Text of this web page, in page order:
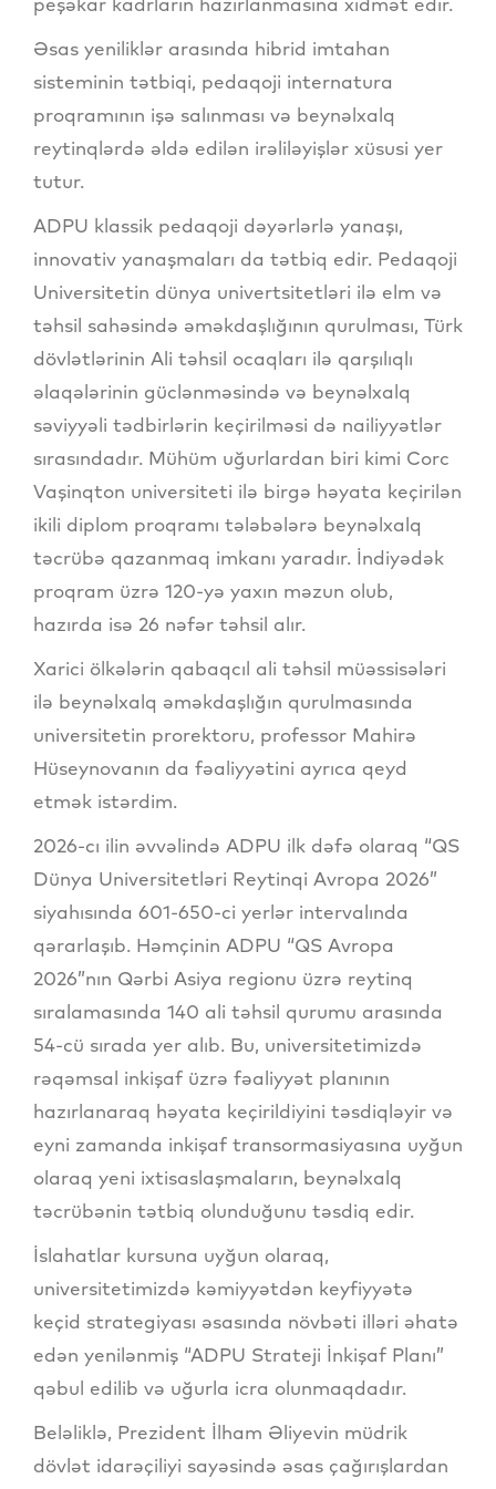
Əsas yeniliklər arasında hibrid imtahan
sisteminin tətbiqi, pedaqoji internatura
proqramının işə salınması və beynəlxalq
reytinqlərdə əldə edilən irəliləyişlər xüsusi yer
tutur.
ADPU klassik pedaqoji dəyərlərlə yanaşı,
innovativ yanaşmaları da tətbiq edir. Pedaqoji
Universitetin dünya univertsitetləri ilə elm və
təhsil sahəsində əməkdaşlığının qurulması, Türk
dövlətlərinin Ali təhsil ocaqları ilə qarşılıqlı
əlaqələrinin güclənməsində və beynəlxalq
səviyyəli tədbirlərin keçirilməsi də nailiyyətlər
sırasındadır. Mühüm uğurlardan biri kimi Corc
Vaşinqton universiteti ilə birgə həyata keçirilən
ikili diplom proqramı tələbələrə beynəlxalq
təcrübə qazanmaq imkanı yaradır. İndiyədək
proqram üzrə 120-yə yaxın məzun olub,
hazırda isə 26 nəfər təhsil alır.
Xarici ölkələrin qabaqcıl ali təhsil müəssisələri
ilə beynəlxalq əməkdaşlığın qurulmasında
universitetin prorektoru, professor Mahirə
Hüseynovanın da fəaliyyətini ayrıca qeyd
etmək istərdim.
2026-cı ilin əvvəlində ADPU ilk dəfə olaraq “QS
Dünya Universitetləri Reytinqi Avropa 2026”
siyahısında 601-650-ci yerlər intervalında
qərarlaşıb. Həmçinin ADPU “QS Avropa
2026”nın Qərbi Asiya regionu üzrə reytinq
sıralamasında 140 ali təhsil qurumu arasında
54-cü sırada yer alıb. Bu, universitetimizdə
rəqəmsal inkişaf üzrə fəaliyyət planının
hazırlanaraq həyata keçirildiyini təsdiqləyir və
eyni zamanda inkişaf transormasiyasına uyğun
olaraq yeni ixtisaslaşmaların, beynəlxalq
təcrübənin tətbiq olunduğunu təsdiq edir.
İslahatlar kursuna uyğun olaraq,
universitetimizdə kəmiyyətdən keyfiyyətə
keçid strategiyası əsasında növbəti illəri əhatə
edən yenilənmiş “ADPU Strateji İnkişaf Planı”
qəbul edilib və uğurla icra olunmaqdadır.
Beləliklə, Prezident İlham Əliyevin müdrik
dövlət idarəçiliyi sayəsində əsas çağırışlardan